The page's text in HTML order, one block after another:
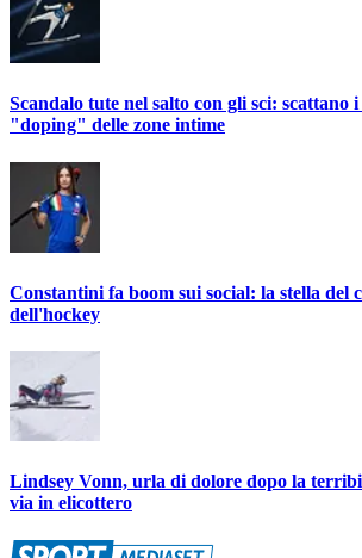
Scandalo tute nel salto con gli sci: scattano
"doping" delle zone intime
Constantini fa boom sui social: la stella del
dell'hockey
Lindsey Vonn, urla di dolore dopo la
via in elicottero